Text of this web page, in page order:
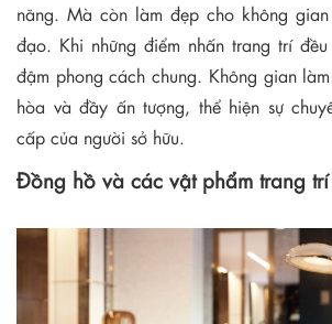
năng. Mà còn làm đẹp cho không
đạo. Khi những điểm nhấn trang trí
đậm phong cách chung. Không gian
hòa và đầy ấn tượng, thể hiện sự
cấp của người sở hữu.
Đồng hồ và các vật phẩm trang